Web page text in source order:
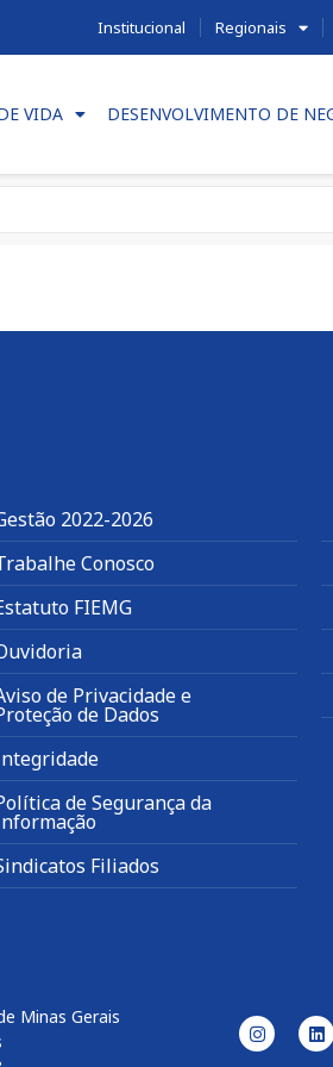
Institucional Regionais
VIDA DESENVOLVIMENTO DE
2022-2026
Conosco
FIEMG
de Privacidade e
de Dados
de Segurança da
Filiados
Minas Gerais